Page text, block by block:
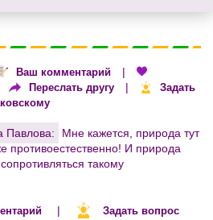
Ваш комментарий |
Переслать другу |
Задать
Павлова:
Мне кажется, природа тут
противоестественно! И природа
такому
|
Задать вопрос